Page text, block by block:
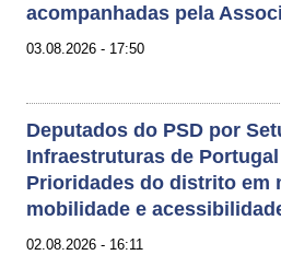
acompanhadas pela
03.08.2026 - 17:50
Deputados do PSD por
Infraestruturas de Portugal
Prioridades do distrito em
mobilidade e
02.08.2026 - 16:11